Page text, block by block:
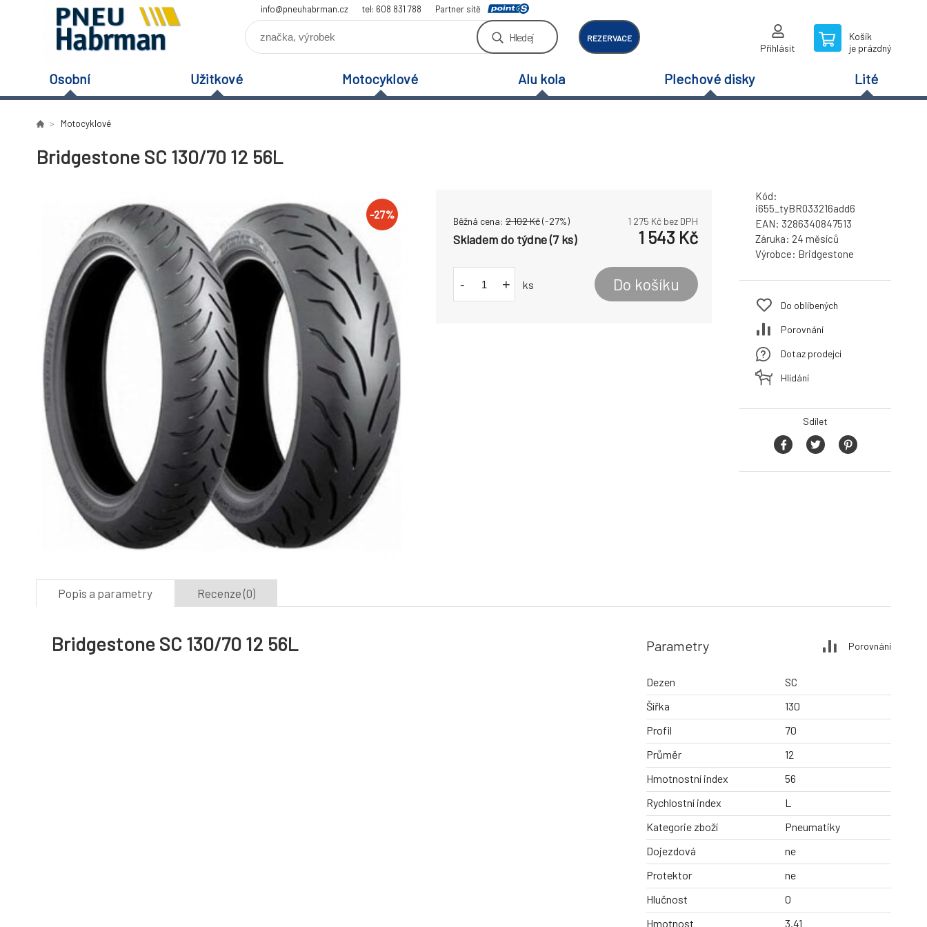
info@pneuhabrman.cz tel: 608 831 788 Partner sítě
Hledej REZERVACE
Přihlásit
Košík
je prázdný
Osobní Užitkové Motocyklové Alu kola Plechové disky Lité
Motocyklové
Bridgestone SC 130/70 12 56L
-27%
Běžná cena: 2 102Kč(-27%) 1 275 Kč bez DPH
Skladem do týdne (7 ks) 1 543 Kč
- + ks Do košíku
Kód:
i655_tyBR033216add6
EAN: 3286340847513
Záruka: 24 měsíců
Výrobce: Bridgestone
Do oblíbených
Porovnání
Dotaz prodejci
Hlídání
Sdílet
Popis a parametry Recenze (0)
Bridgestone SC 130/70 12 56L Parametry Porovnání
Dezen
SC
Šířka
130
Profil
70
Průměr
12
Hmotnostní index
56
Rychlostní index
L
Kategorie zboží
Pneumatiky
Dojezdová
ne
Protektor
ne
Hlučnost
0
Hmotnost
3.41